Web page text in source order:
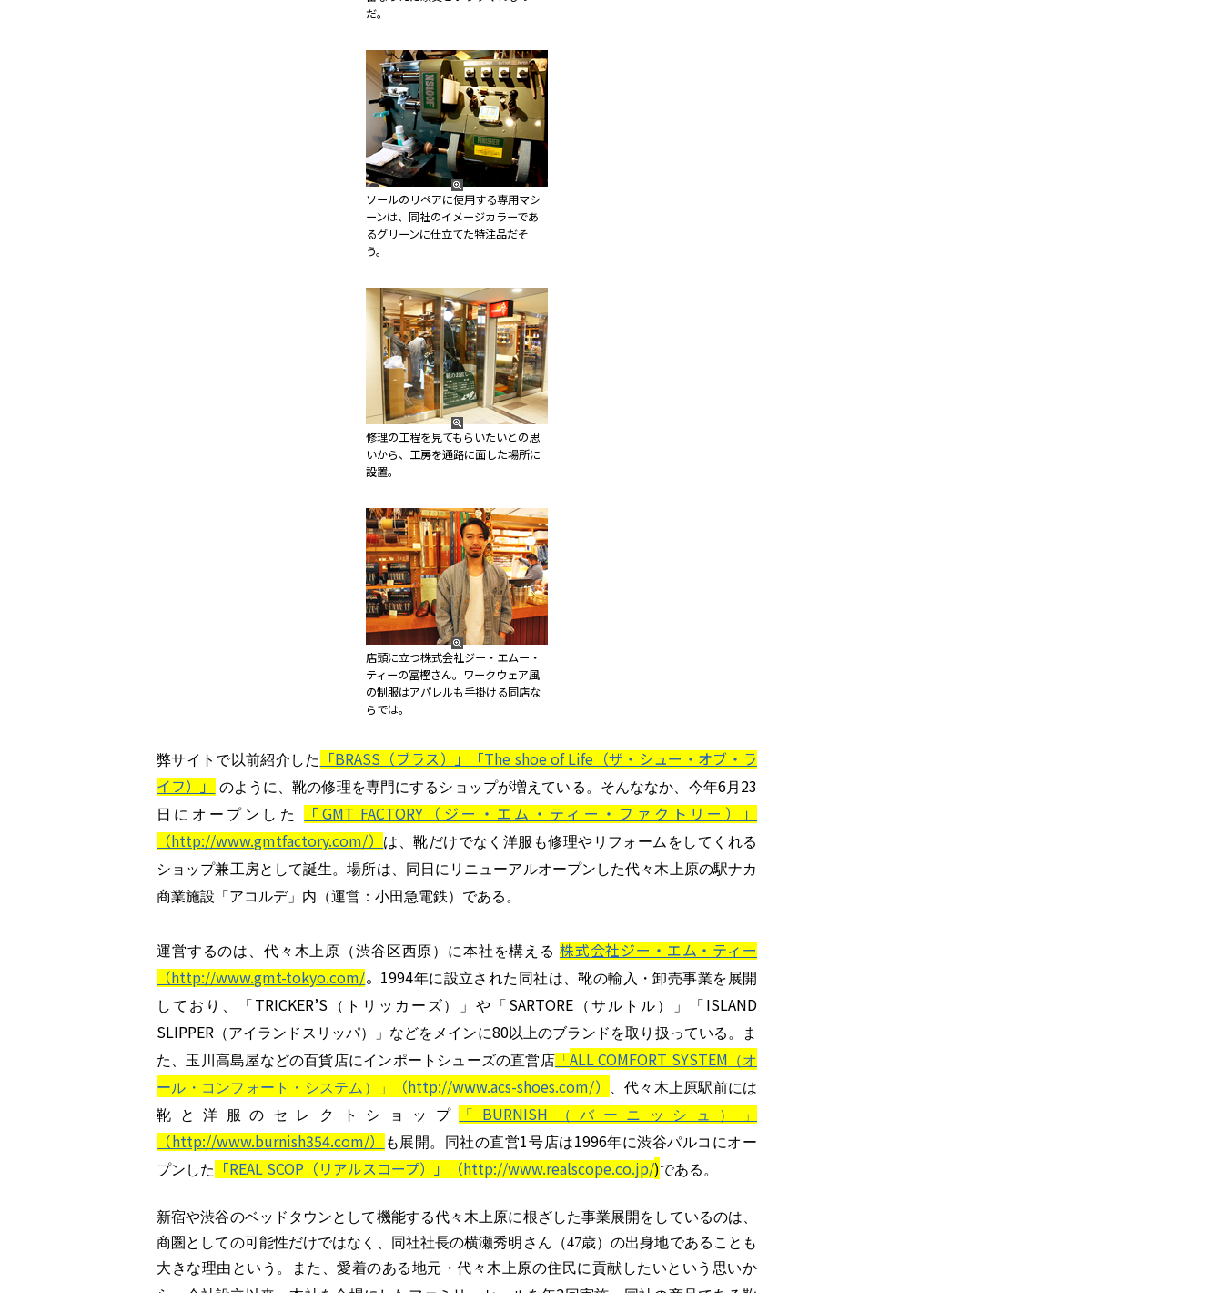
だ。
ソールのリペアに使用する専用マシ
ーンは、同社のイメージカラーであ
るグリーンに仕立てた特注品だそ
う。
修理の工程を見てもらいたいとの思
いから、工房を通路に面した場所に
設置。
店頭に立つ株式会社ジー・エムー・
ティーの冨樫さん。ワークウェア風
の制服はアパレルも手掛ける同店な
らでは。
弊サイトで以前紹介した 「BRASS（ブラス）」
「The shoe of Life（ザ・シュー・オブ・ラ
イフ）」
のように、靴の修理を専門にするショップが増えている。そんななか、今年6月 23
日にオープンした
「GMT FACTORY（ジー・エム・ティー・ファクトリー）」
（http://www.gmtfactory.com/）
は、靴だけでなく洋服も修理やリフォームをしてくれる
ショップ兼工房として誕生。場所は、同日にリニューアルオープンした代々木上原の駅ナカ
商業施設「アコルデ」内（運営：小田急電鉄）である。
運営するのは、代々木上原（渋谷区西原）に本社を構える 株式会社ジー・エム・ティー
（http://www.gmt-tokyo.com/。 1994年に設立された同社は、靴の輸入・卸売事業を展開
しており、「 TRICKER’S（トリッカーズ）」や「 SARTORE （サルトル）」「 ISLAND
SLIPPER （アイランドスリッパ）」などをメインに80以上のブランドを取り扱っている。ま
た、玉川高島屋などの百貨店にインポートシューズの直営店「ALL COMFORT SYSTEM （オ
ール・コンフォート・システム）」
（http://www.acs-shoes.com/）
、代々木上原駅前には
靴と洋服のセレクトショップ
「 BURNISH （バーニッシュ）」
（http://www.burnish354.com/） も展開。同社の直営1号店は1996年に渋谷パルコにオー
プンした
「REAL SCOP（リアルスコープ）」（http://www.realscope.co.jp/)である。
新宿や渋谷のベッドタウンとして機能する代々木上原に根ざした事業展開をしているのは、
商圏としての可能性だけではなく、同社社長の横瀬秀明さん（47歳）の出身地であることも
大きな理由という。また、愛着のある地元・代々木上原の住民に貢献したいという思いか